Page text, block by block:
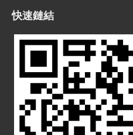
快速鏈結